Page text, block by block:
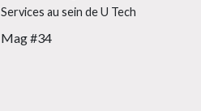
Services au sein de U Tech
Mag #34